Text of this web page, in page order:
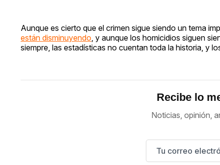
Aunque es cierto que el crimen sigue siendo un tema
están disminuyendo , y aunque los homicidios siguen
siempre, las estadísticas no cuentan toda la historia, y
Recibe lo
Noticias, opinión,